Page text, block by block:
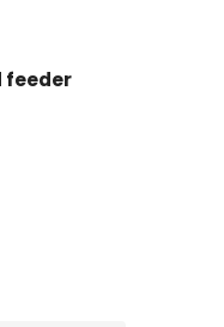
feeder